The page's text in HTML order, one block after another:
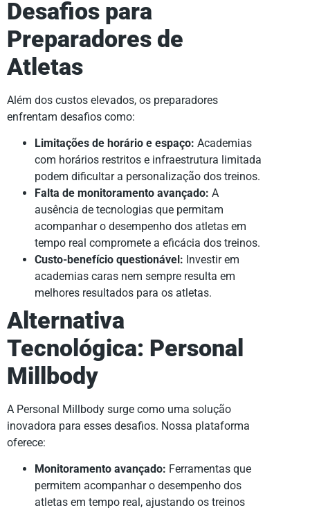
Desafios para
Preparadores de
Atletas
Além dos custos elevados, os preparadores
enfrentam desafios como:
Limitações de horário e espaço: Academias
com horários restritos e infraestrutura limitada
podem dificultar a personalização dos treinos.
Falta de monitoramento avançado: A
ausência de tecnologias que permitam
acompanhar o desempenho dos atletas em
tempo real compromete a eficácia dos treinos.
Custo-benefício questionável: Investir em
academias caras nem sempre resulta em
melhores resultados para os atletas.
Alternativa
Tecnológica: Personal
Millbody
A Personal Millbody surge como uma solução
inovadora para esses desafios. Nossa plataforma
oferece:
Monitoramento avançado: Ferramentas que
permitem acompanhar o desempenho dos
atletas em tempo real, ajustando os treinos